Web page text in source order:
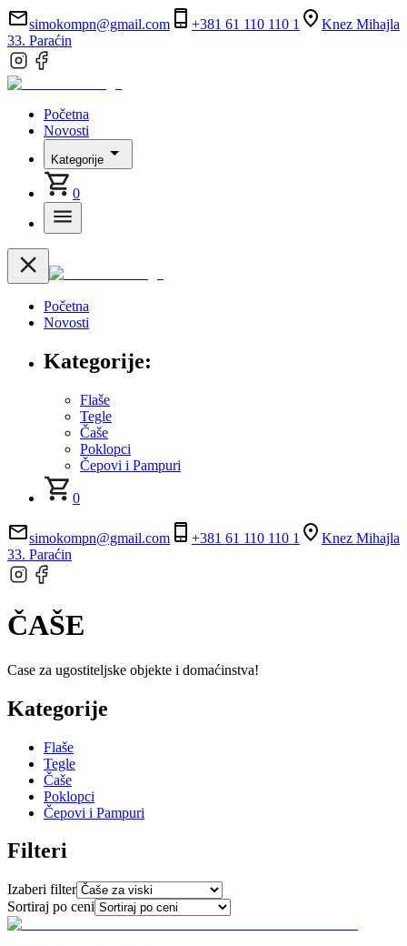
simokompn@gmail.com +381 61 110 110 1
Knez Mihajla
33. Paraćin
Početna
Novosti
Kategorije
0
Početna
Novosti
Kategorije:
Flaše
Tegle
Čaše
Poklopci
Čepovi i Pampuri
0
simokompn@gmail.com +381 61 110 110 1
Knez Mihajla
33. Paraćin
ČAŠE
Case za ugostiteljske objekte i domaćinstva!
Kategorije
Flaše
Tegle
Čaše
Poklopci
Čepovi i Pampuri
Filteri
Izaberi filter
Sortiraj po ceni